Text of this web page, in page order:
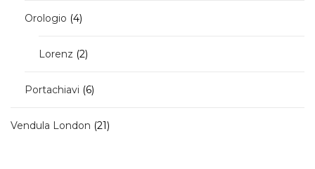
Orologio 44
Lorenz 22
Portachiavi
66
Vendula London 2121